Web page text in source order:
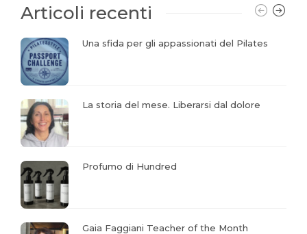
Articoli recenti
Una sfida per gli appassionati del Pilates
La storia del mese. Liberarsi dal dolore
Profumo di Hundred
Gaia Faggiani Teacher of the Month